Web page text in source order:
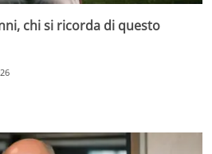
chi si ricorda di questo